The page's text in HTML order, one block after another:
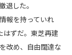
退した。
報を持っていれ
はずだ。東芝再建
改め、自由闊達な